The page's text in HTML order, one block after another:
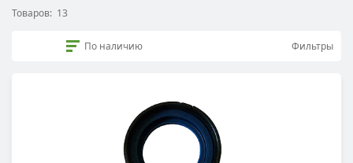
Товаров: 13
По наличию Фильтры